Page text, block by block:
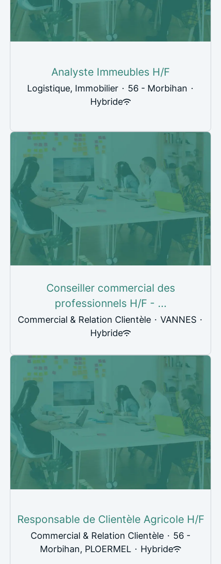
Analyste Immeubles H/F
Logistique, Immobilier · 56 - Morbihan ·
Hybride
Conseiller commercial des
professionnels H/F - ...
Commercial & Relation Clientèle · VANNES ·
Hybride
Responsable de Clientèle Agricole H/F
Commercial & Relation Clientèle · 56 -
Morbihan, PLOERMEL · Hybride